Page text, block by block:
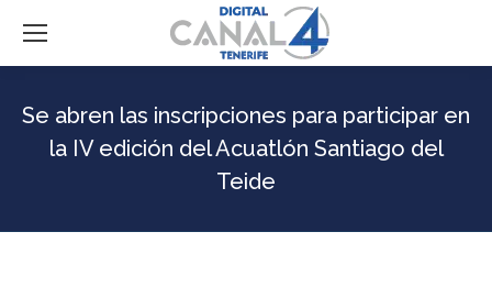
Se abren las inscripciones para participar en
la IV edición del Acuatlón Santiago del
Teide